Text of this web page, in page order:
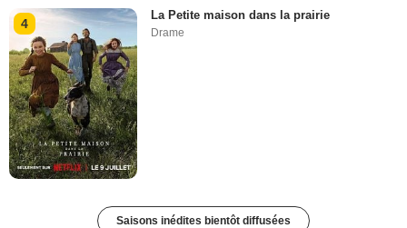
4
La Petite maison dans la prairie
Drame
Saisons inédites bientôt diffusées